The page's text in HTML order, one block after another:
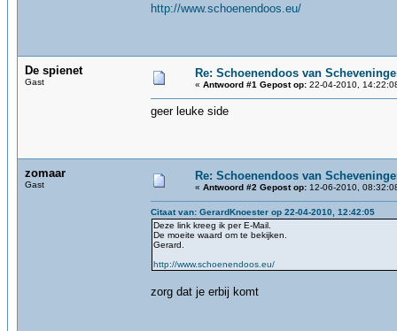
http://www.schoenendoos.eu/
De spienet
Gast
Re: Schoenendoos van
« Antwoord #1 Gepost op: 22-04-2010,
geer leuke side
zomaar
Gast
Re: Schoenendoos van
« Antwoord #2 Gepost op: 12-06-2010,
Citaat van: GerardKnoester op 22-04-2010, 12:42:05
Deze link kreeg ik per E-Mail.
De moeite waard om te bekijken.
Gerard.
http://www.schoenendoos.eu/
zorg dat je erbij komt